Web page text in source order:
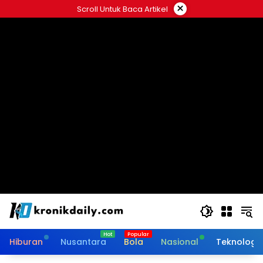
ke
Scroll Untuk Baca Artikel ×
Hiburan Nusantara Bola Nasional Teknologi